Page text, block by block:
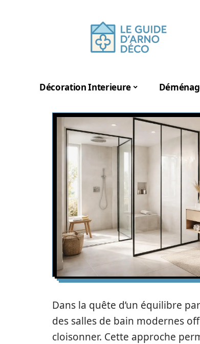
Décoration Interieure
Dans la quête d’un équilibre
des salles de bain modernes
cloisonner. Cette approche